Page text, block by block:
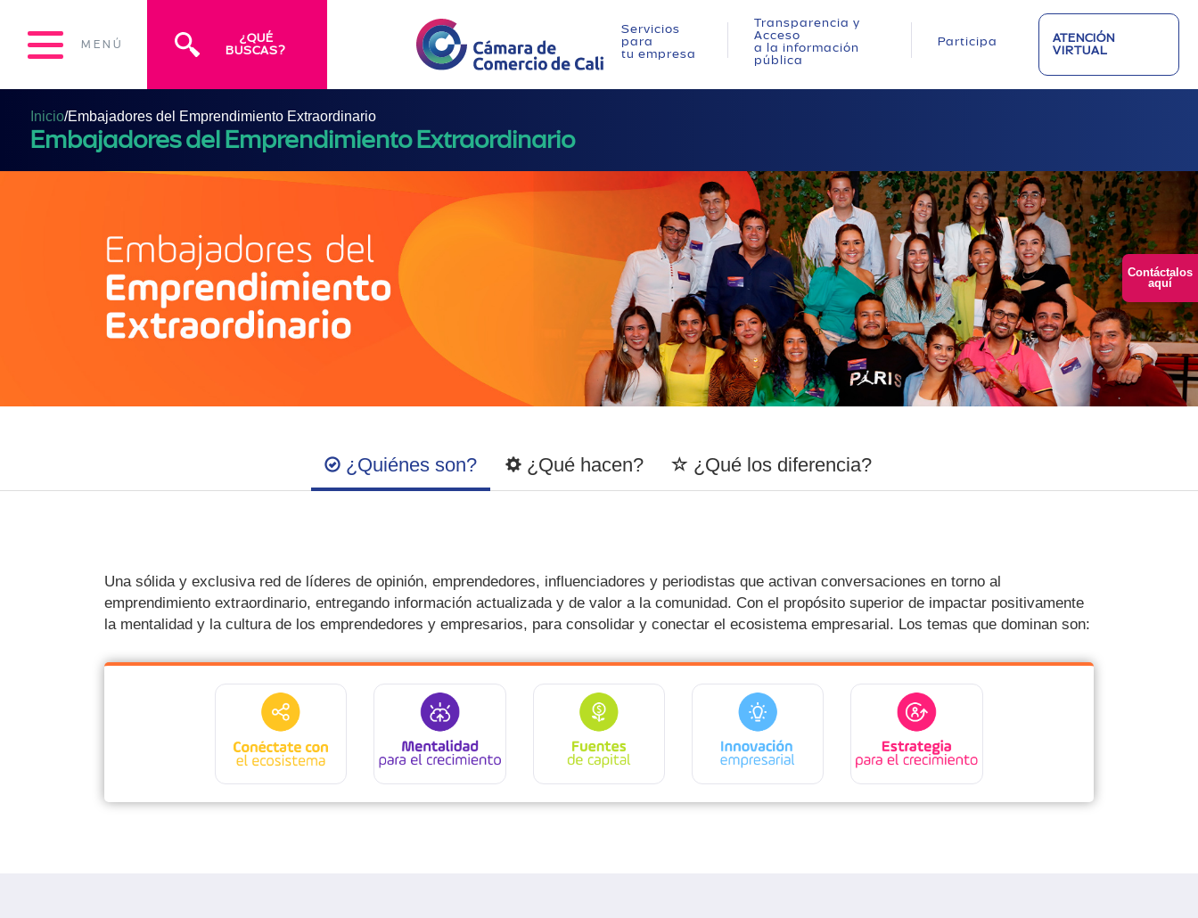
MENÚ
¿QUÉ
BUSCAS?
Servicios
para
tu empresa
Transparencia y
Acceso
a la información
pública
Participa
ATENCIÓN
VIRTUAL
Inicio/Embajadores del Emprendimiento Extraordinario
Embajadores del Emprendimiento Extraordinario
Contáctalos
aquí
¿Quiénes son? ¿Qué hacen? ¿Qué los diferencia?
Una sólida y exclusiva red de líderes de opinión, emprendedores, influenciadores y periodistas que activan conversaciones en torno al
emprendimiento extraordinario, entregando información actualizada y de valor a la comunidad. Con el propósito superior de impactar positivamente
la mentalidad y la cultura de los emprendedores y empresarios, para consolidar y conectar el ecosistema empresarial. Los temas que dominan son: